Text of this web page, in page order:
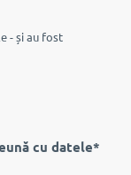
- și au fost
cu datele*